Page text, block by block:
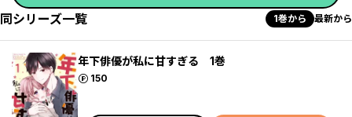
同シリーズ一覧 1巻から 最新から
年下俳優が私に甘すぎる 1巻
150
ポイント